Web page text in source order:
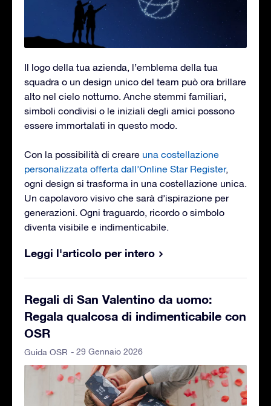
Il logo della tua azienda, l’emblema della tua
squadra o un design unico del team può ora brillare
alto nel cielo notturno. Anche stemmi familiari,
simboli condivisi o le iniziali degli amici possono
essere immortalati in questo modo.
Con la possibilità di creare una costellazione
personalizzata offerta dall’Online Star Register,
ogni design si trasforma in una costellazione unica.
Un capolavoro visivo che sarà d’ispirazione per
generazioni. Ogni traguardo, ricordo o simbolo
diventa visibile e indimenticabile.
Leggi l'articolo per intero
Regali di San Valentino da uomo:
Regala qualcosa di indimenticabile con
OSR
Guida OSR - 29 Gennaio 2026